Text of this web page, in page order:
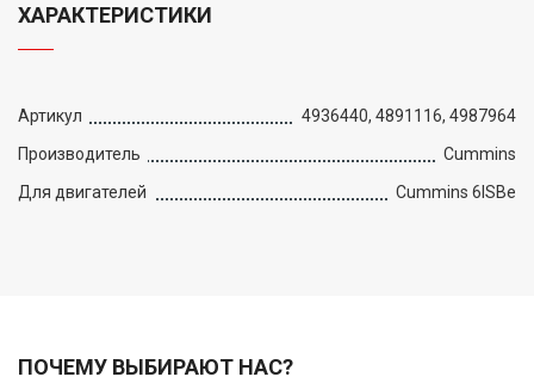
ХАРАКТЕРИСТИКИ
Артикул
4936440, 4891116, 4987964
Производитель
Cummins
Для двигателей
Cummins 6ISBe
ПОЧЕМУ ВЫБИРАЮТ НАС?